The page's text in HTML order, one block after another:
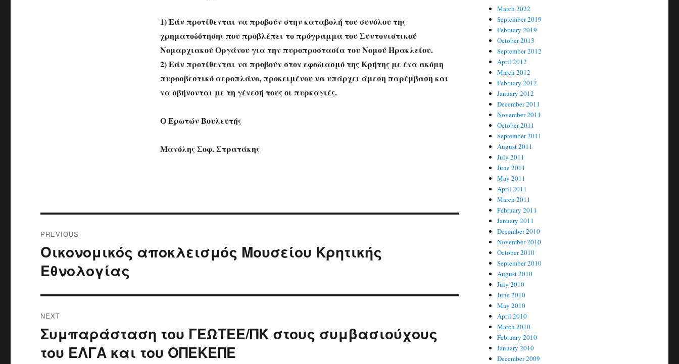
1) Εάν προτίθενται να προβούν στην καταβολή του συνόλου της
χρηματοδότησης που προβλέπει το πρόγραμμα του Συντονιστικού
Νομαρχιακού Οργάνου για την πυροπροστασία του Νομού Ηρακλείου.
2) Εάν προτίθενται να προβούν στον εφοδιασμό της Κρήτης με ένα ακόμη
πυροσβεστικό αεροπλάνο, προκειμένου να υπάρχει άμεση παρέμβαση και
να σβήνονται με τη γένεσή τους οι πυρκαγιές.
Ο Ερωτών Βουλευτής
Μανόλης Σοφ. Στρατάκης
navigation
PREVIOUS
Previous
post:
Οικονομικός αποκλεισμός Μουσείου Κρητικής
Εθνολογίας
NEXT
Next
Συμπαράσταση του ΓΕΩΤΕΕ/ΠΚ στους συμβασιούχους
του ΕΛΓΑ και του ΟΠΕΚΕΠΕ
March 2022
September 2019
February 2019
October 2013
September 2012
April 2012
March 2012
February 2012
January 2012
December 2011
November 2011
October 2011
September 2011
August 2011
July 2011
June 2011
May 2011
April 2011
March 2011
February 2011
January 2011
December 2010
November 2010
October 2010
September 2010
August 2010
July 2010
June 2010
May 2010
April 2010
March 2010
February 2010
January 2010
December 2009